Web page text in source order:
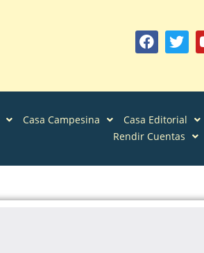
Casa Campesina Casa Editorial
Rendir Cuentas